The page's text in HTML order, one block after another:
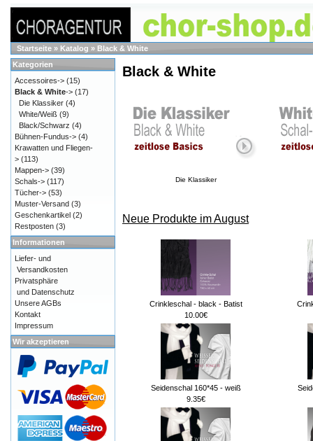
Startseite » Katalog » Black & White
Black & White
Die Klassiker
Neue Produkte im August
Crinkleschal - black - Batist
10.00€
Seidenschal 160*45 - weiß
9.35€
Kategorien
Accessoires-> (15)
Black & White-> (17)
Die Klassiker (4)
White/Weiß (9)
Black/Schwarz (4)
Bühnen-Fundus-> (4)
Krawatten und Fliegen-
> (113)
Mappen-> (39)
Schals-> (117)
Tücher-> (53)
Muster-Versand (3)
Geschenkartikel (2)
Restposten (3)
Informationen
Liefer- und
Versandkosten
Privatsphäre
und Datenschutz
Unsere AGBs
Kontakt
Impressum
Wir akzeptieren